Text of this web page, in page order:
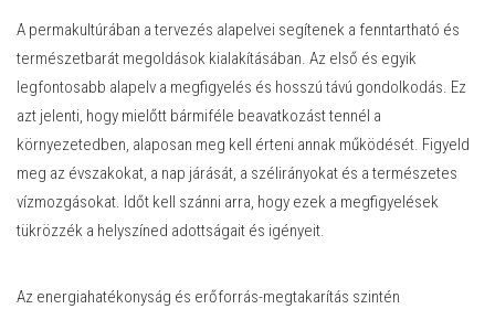
A permakultúrában a tervezés alapelvei segítenek a fenntartható és
természetbarát megoldások kialakításában. Az első és egyik
legfontosabb alapelv a megfigyelés és hosszú távú gondolkodás. Ez
azt jelenti, hogy mielőtt bármiféle beavatkozást tennél a
környezetedben, alaposan meg kell érteni annak működését. Figyeld
meg az évszakokat, a nap járását, a szélirányokat és a természetes
vízmozgásokat. Időt kell szánni arra, hogy ezek a megfigyelések
tükrözzék a helyszíned adottságait és igényeit.
Az energiahatékonyság és erőforrás-megtakarítás szintén